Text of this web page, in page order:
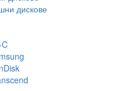
дискове